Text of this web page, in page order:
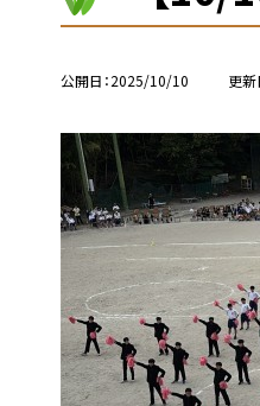
公開日 2025/10/10 更新